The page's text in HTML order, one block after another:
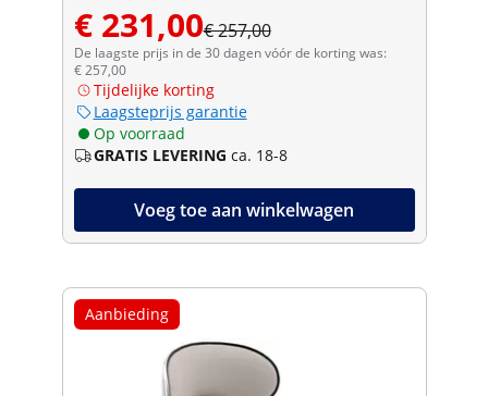
€ 231,00€ 257,00
De laagste prijs in de 30 dagen vóór de korting was:
€ 257,00
Tijdelijke korting
Laagsteprijs garantie
Op voorraad
GRATIS LEVERING ca. 18-8
Voeg toe aan winkelwagen
Aanbieding